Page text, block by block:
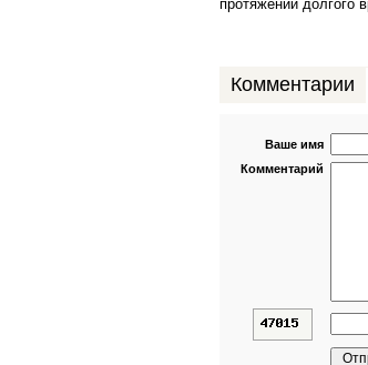
протяжении долгого
Комментарии
Ваше имя
Комментарий